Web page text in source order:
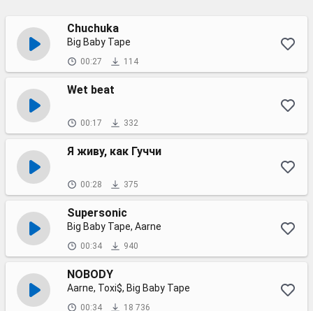
Chuchuka
Big Baby Tape
00:27 114
Wet beat
00:17 332
Я живу, как Гуччи
00:28 375
Supersonic
Big Baby Tape, Aarne
00:34 940
NOBODY
Aarne, Toxi$, Big Baby Tape
00:34 18 736